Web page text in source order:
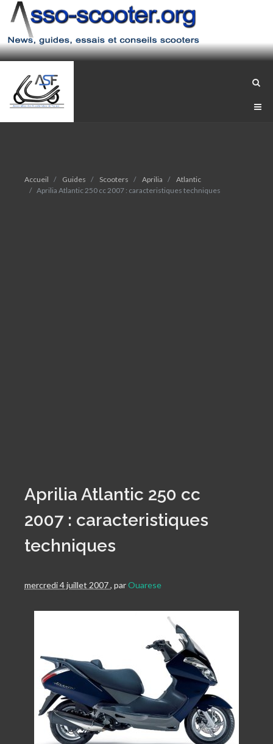
Accueil Guides Scooters Aprilia
Atlantic
Aprilia Atlantic 250 cc 2007 : caracteristiques techniques
Aprilia Atlantic 250 cc
2007 : caracteristiques
techniques
mercredi 4 juillet 2007, parOuarese